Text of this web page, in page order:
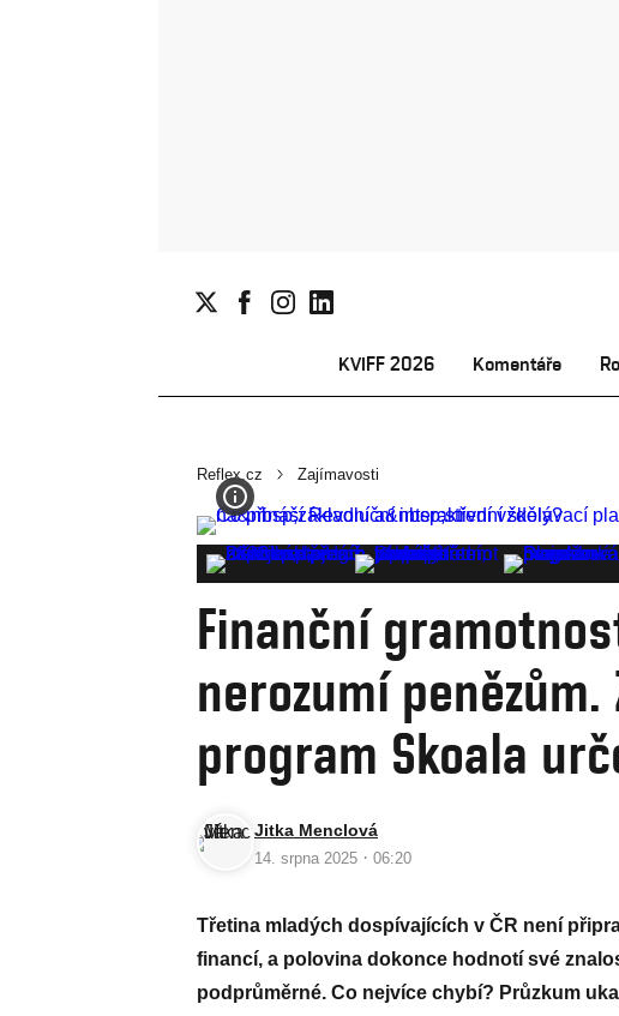
KVIFF 2026 Komentáře
Reflex.cz Zajímavosti
Finanční
nerozumí
program Skoala
Jitka Menclová
14. srpna 2025 · 06:20
Třetina mladých dospívajících v ČR není
financí, a polovina dokonce hodnotí své
podprůměrné. Co nejvíce chybí? Průzkum